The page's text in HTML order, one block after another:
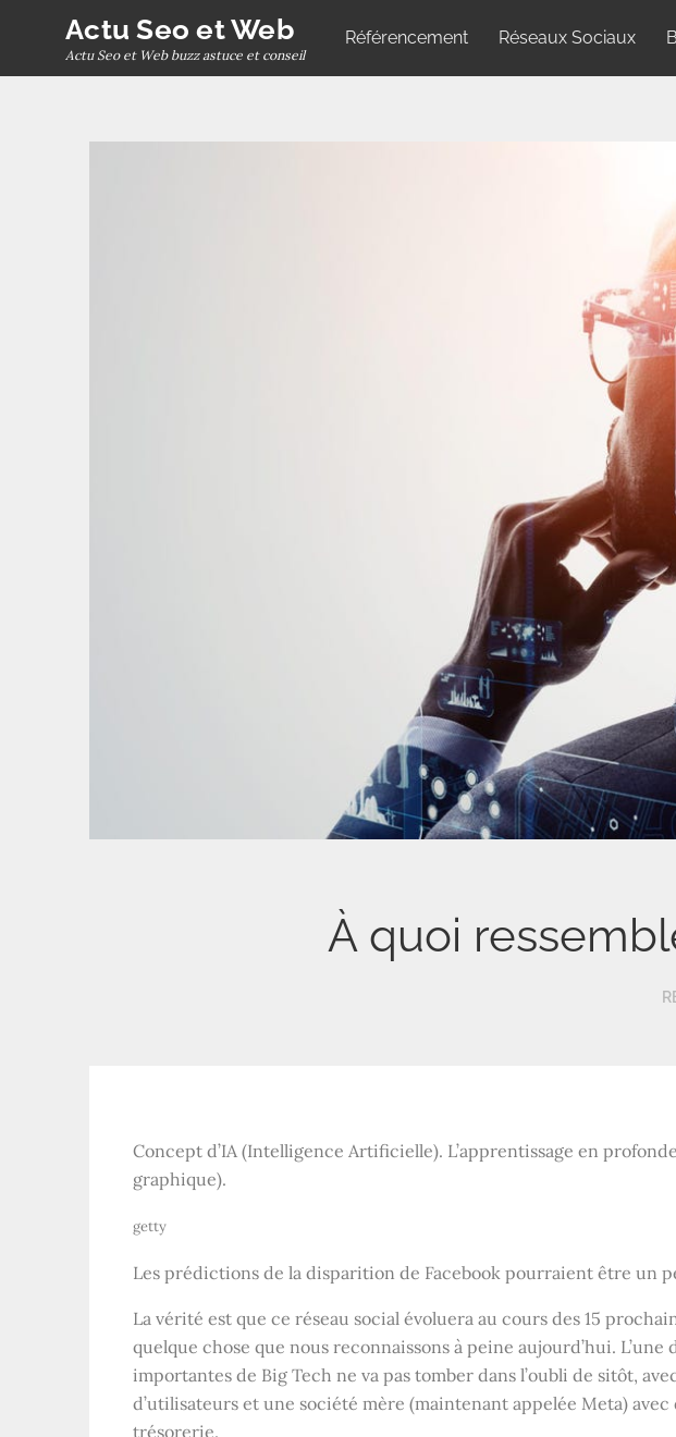
content
Actu Seo et Web
Actu Seo et Web buzz astuce et conseil
Référencement Réseaux Sociaux
À quoi
Concept d’IA (Intelligence Artificielle). L’apprentissage en
graphique).
getty
Les prédictions de la disparition de Facebook pourraient être un
La vérité est que ce réseau social évoluera au cours des 15
quelque chose que nous reconnaissons à peine aujourd’hui. L’une
importantes de Big Tech ne va pas tomber dans l’oubli de sitôt,
d’utilisateurs et une société mère (maintenant appelée Meta) avec
trésorerie.